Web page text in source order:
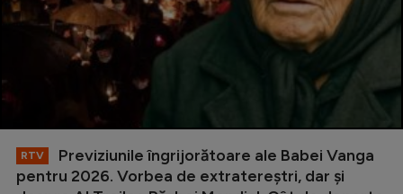
RTV
Previziunile îngrijorătoare ale Babei Vanga
pentru 2026. Vorbea de extratereștri, dar și